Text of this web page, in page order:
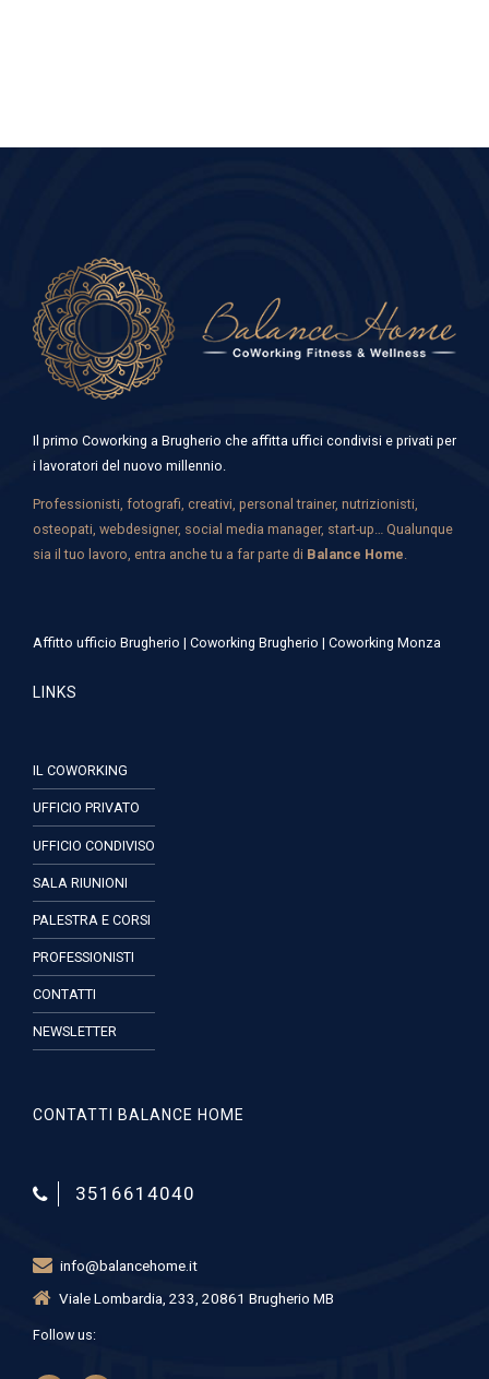
Il primo Coworking a Brugherio che affitta uffici condivisi e privati per
i lavoratori del nuovo millennio.
Professionisti, fotografi, creativi, personal trainer, nutrizionisti,
osteopati, webdesigner, social media manager, start-up… Qualunque
sia il tuo lavoro, entra anche tu a far parte di Balance Home.
Affitto ufficio Brugherio | Coworking Brugherio | Coworking Monza
LINKS
IL COWORKING
UFFICIO PRIVATO
UFFICIO CONDIVISO
SALA RIUNIONI
PALESTRA E CORSI
PROFESSIONISTI
CONTATTI
NEWSLETTER
CONTATTI BALANCE HOME
3516614040
info@balancehome.it
Viale Lombardia, 233, 20861 Brugherio MB
Follow us: